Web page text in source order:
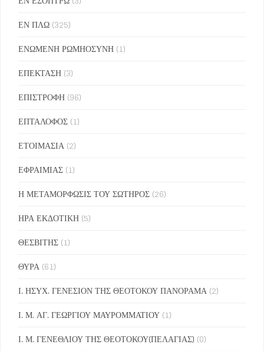
ΕΝ ΠΛΩ (325)
ΕΝΩΜΕΝΗ ΡΩΜΗΟΣΥΝΗ (1)
ΕΠΕΚΤΑΣΗ (3)
ΕΠΙΣΤΡΟΦΗ (96)
ΕΠΤΑΛΟΦΟΣ (1)
ΕΤΟΙΜΑΣΙΑ (2)
ΕΦΡΑΙΜΙΑΣ (1)
Η ΜΕΤΑΜΟΡΦΩΣΙΣ ΤΟΥ ΣΩΤΗΡΟΣ (26)
ΗΡΑ ΕΚΔΟΤΙΚΗ (5)
ΘΕΣΒΙΤΗΣ (1)
ΘΥΡΑ (61)
Ι. ΗΣΥΧ. ΓΕΝΕΣΙΟΝ ΤΗΣ ΘΕΟΤΟΚΟΥ ΠΑΝΟΡΑΜΑ (2)
Ι. Μ. ΑΓ. ΓΕΩΡΓΙΟΥ ΜΑΥΡΟΜΜΑΤΙΟΥ (1)
Ι. Μ. ΓΕΝΕΘΛΙΟΥ ΤΗΣ ΘΕΟΤΟΚΟΥ(ΠΕΛΑΓΙΑΣ) (0)